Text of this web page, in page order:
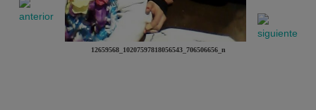
12659568_10207597818056543_706506656_n